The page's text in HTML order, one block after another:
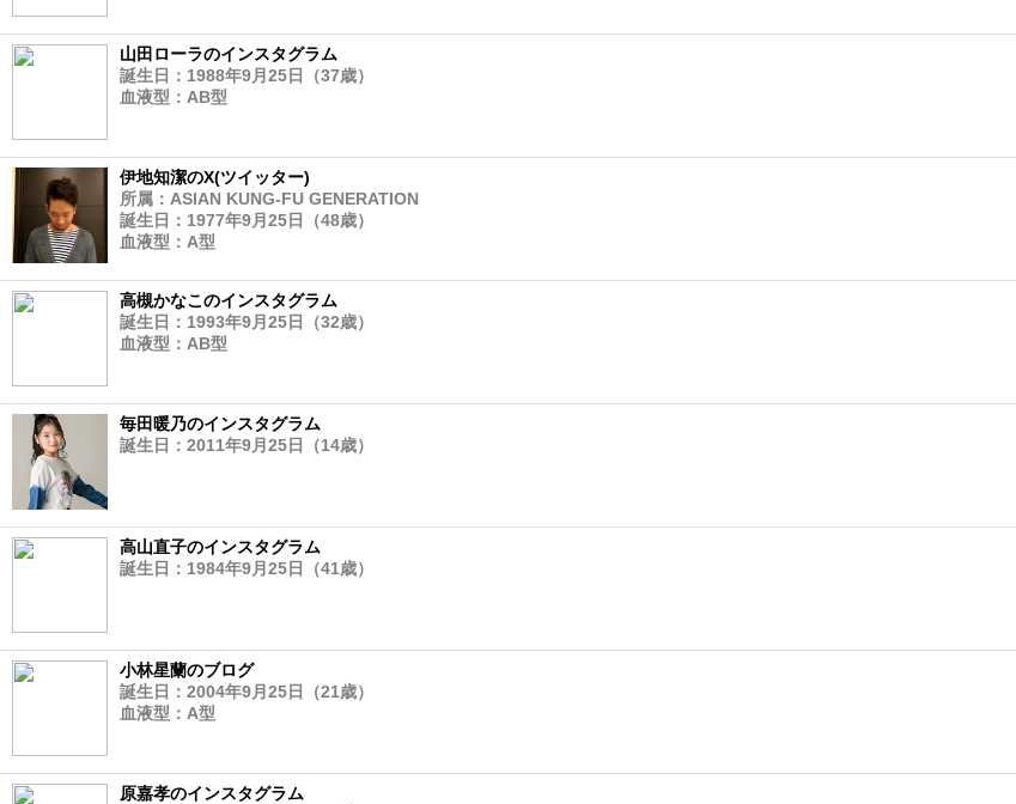
山田ローラのインスタグラム
誕生日：1988年9月25日（37歳）
血液型：AB型
伊地知潔のX(ツイッター)
所属：ASIAN KUNG-FU GENERATION
誕生日：1977年9月25日（48歳）
血液型：A型
高槻かなこのインスタグラム
誕生日：1993年9月25日（32歳）
血液型：AB型
毎田暖乃のインスタグラム
誕生日：2011年9月25日（14歳）
高山直子のインスタグラム
誕生日：1984年9月25日（41歳）
小林星蘭のブログ
誕生日：2004年9月25日（21歳）
血液型：A型
原嘉孝のインスタグラム